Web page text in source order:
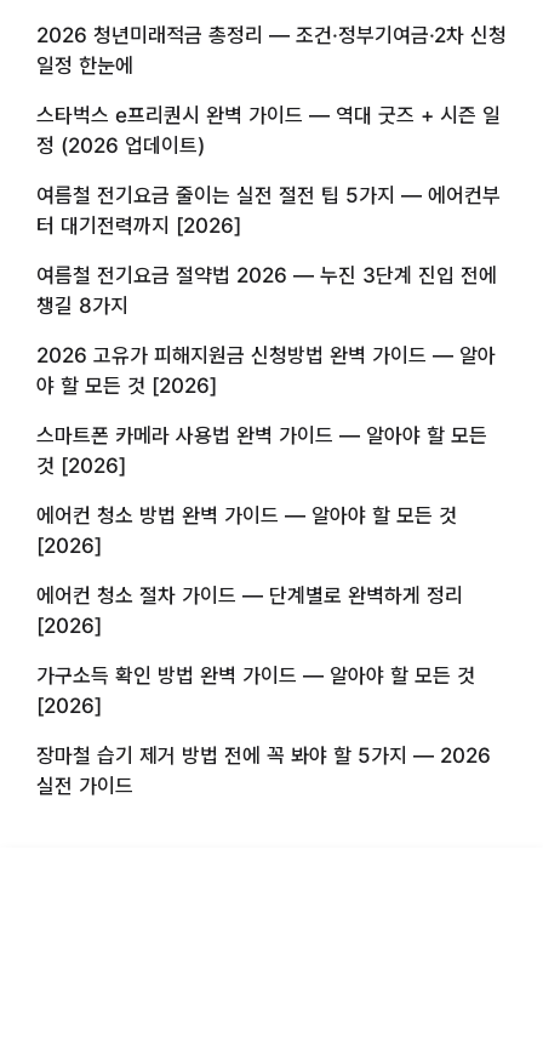
2026 청년미래적금 총정리 — 조건·정부기여금·2차 신청
일정 한눈에
스타벅스 e프리퀀시 완벽 가이드 — 역대 굿즈 + 시즌 일
정 (2026 업데이트)
여름철 전기요금 줄이는 실전 절전 팁 5가지 — 에어컨부
터 대기전력까지 [2026]
여름철 전기요금 절약법 2026 — 누진 3단계 진입 전에
챙길 8가지
2026 고유가 피해지원금 신청방법 완벽 가이드 — 알아
야 할 모든 것 [2026]
스마트폰 카메라 사용법 완벽 가이드 — 알아야 할 모든
것 [2026]
에어컨 청소 방법 완벽 가이드 — 알아야 할 모든 것
[2026]
에어컨 청소 절차 가이드 — 단계별로 완벽하게 정리
[2026]
가구소득 확인 방법 완벽 가이드 — 알아야 할 모든 것
[2026]
장마철 습기 제거 방법 전에 꼭 봐야 할 5가지 — 2026
실전 가이드